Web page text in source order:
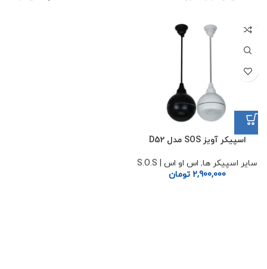
اسپیکر آویز SOS مدل D52
سایر اسپیکر ها, اس او اس | S.O.S
2,900,000 تومان